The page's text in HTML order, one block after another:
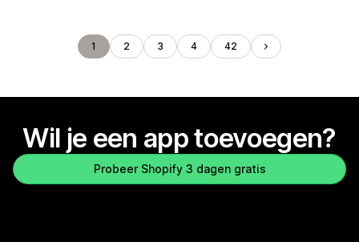
1 2 3 4 42
Wil je een app toevoegen?
Probeer Shopify 3 dagen gratis